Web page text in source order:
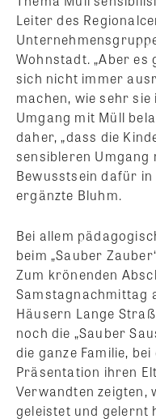
Leiter des
Wohnstadt. „Aber es
sich nicht immer
machen, wie sehr
Umgang mit Müll
daher, „dass die
sensibleren Umgang
Bewusstsein dafür in
ergänzte Bluhm.
Bei allem
beim „Sauber
Zum krönenden
Samstagnachmittag
Häusern Lange
noch die „Sauber
die ganze Familie,
Präsentation ihren
Verwandten zeigten,
geleistet und gelernt